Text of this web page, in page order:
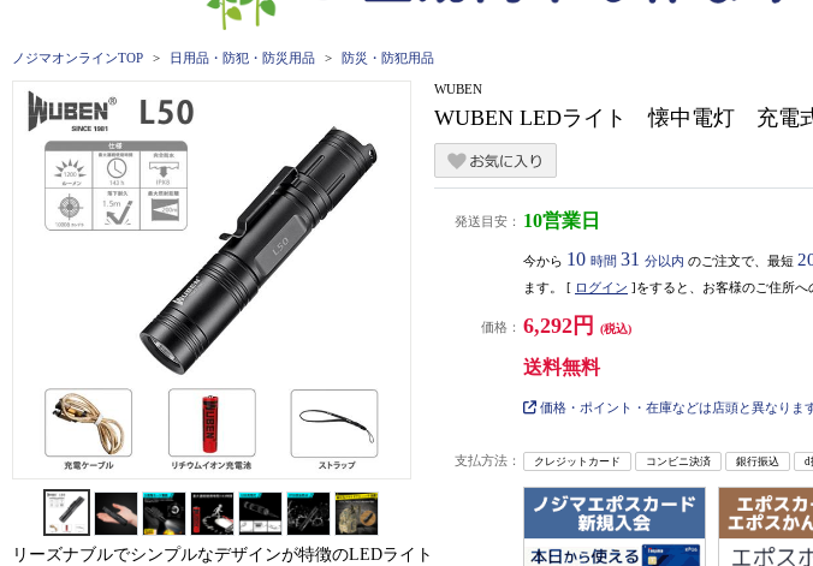
ノジマオンラインTOP 日用品・防犯・防災用品 防災・防犯用品
リーズナブルでシンプルなデザインが特徴のLEDライト
WUBEN
WUBEN LEDライト 懐中電灯 充電
発送目安： 10営業日
今から 10 時間 31 分以内 のご注文で、最短
ます。 [ ログイン ]をすると、お客様のご住所へ
価格： 6,292円 (税込)
送料無料
価格・ポイント・在庫などは店頭と異なりま
支払方法： クレジットカード コンビニ決済 銀行振込 d